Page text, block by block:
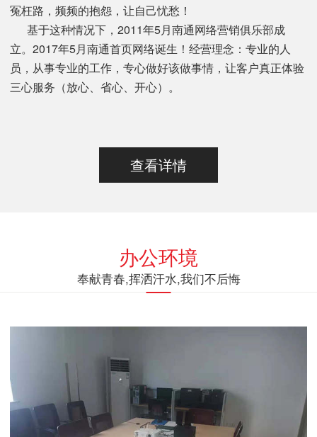
冤枉路，频频的抱怨，让自己忧愁！
基于这种情况下，2011年5月南通网络营销俱乐部成
立。2017年5月南通首页网络诞生！经营理念：专业的人
员，从事专业的工作，专心做好该做事情，让客户真正体验
三心服务（放心、省心、开心）。
查看详情
办公环境
奉献青春,挥洒汗水,我们不后悔